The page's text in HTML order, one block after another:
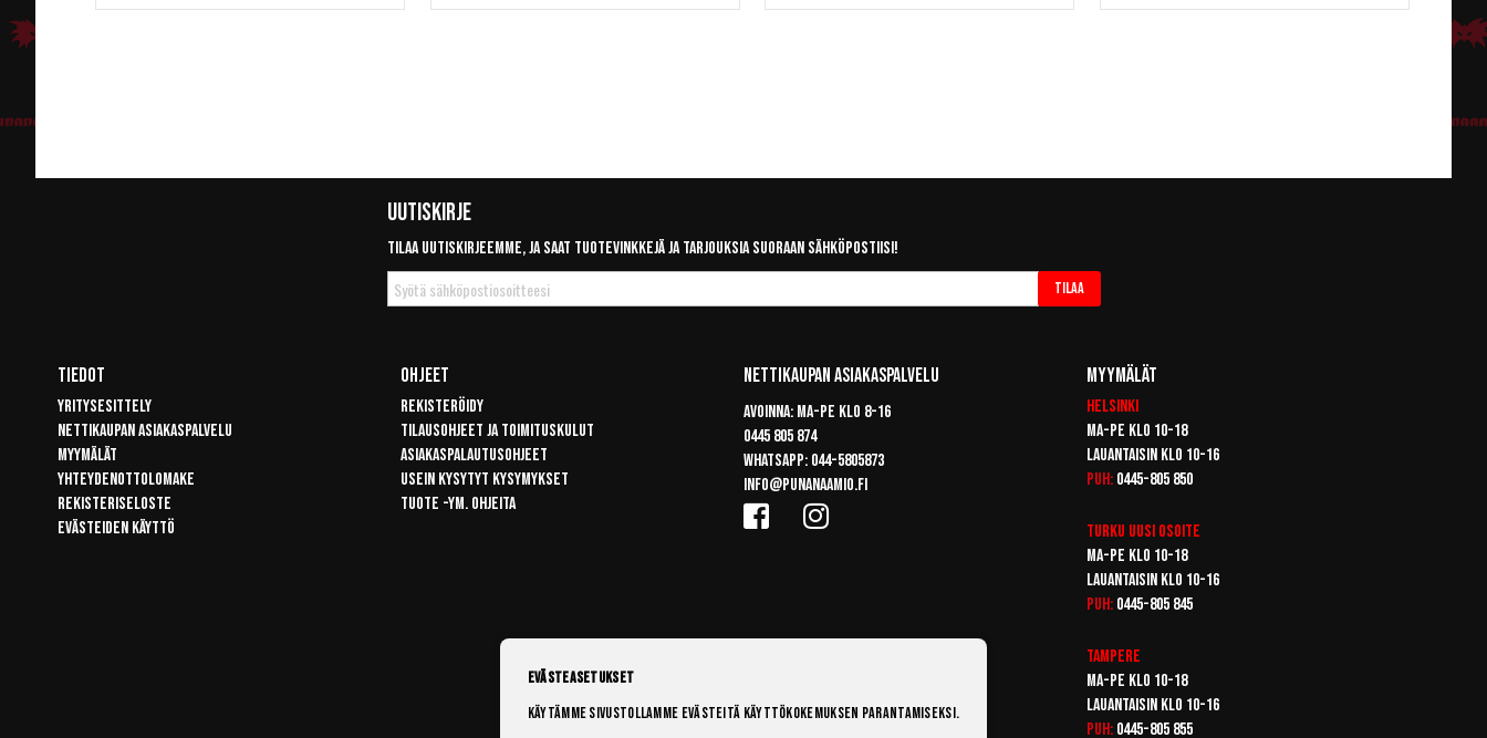
Uutiskirje
Tilaa uutiskirjeemme, ja saat tuotevinkkejä ja tarjouksia suoraan sähköpostiisi!
Tilaa
uutiskirje
Tilaa
Tiedot
Yritysesittely
Nettikaupan asiakaspalvelu
Myymälät
Yhteydenottolomake
Rekisteriseloste
Evästeiden käyttö
Ohjeet
Rekisteröidy
Tilausohjeet ja toimituskulut
Asiakaspalautusohjeet
Usein kysytyt kysymykset
Tuote -ym. ohjeita
Nettikaupan Asiakaspalvelu
Avoinna: Ma-pe klo 8-16
0445 805 874
Whatsapp: 044-5805873
info@punanaamio.fi
Myymälät
Helsinki
Ma-pe klo 10-18
Lauantaisin klo 10-16
Puh: 0445-805 850
Turku Uusi osoite
Ma-pe klo 10-18
Lauantaisin klo 10-16
Puh: 0445-805 845
Tampere
Ma-pe klo 10-18
Lauantaisin klo 10-16
Puh: 0445-805 855
Evästeasetukset
Käytämme sivustollamme evästeitä käyttökokemuksen parantamiseksi.